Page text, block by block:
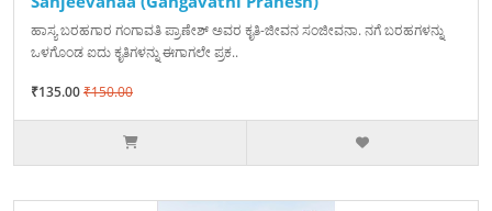
ಹಾಸ್ಯ ಬರಹಗಾರ ಗಂಗಾವತಿ ಪ್ರಾಣೇಶ್ ಅವರ ಕೃತಿ-ಜೀವನ ಸಂಜೀವನಾ. ನಗೆ ಬರಹಗಳನ್ನು
ಒಳಗೊಂಡ ಐದು ಕೃತಿಗಳನ್ನು ಈಗಾಗಲೇ ಪ್ರಕ..
₹135.00₹150.00